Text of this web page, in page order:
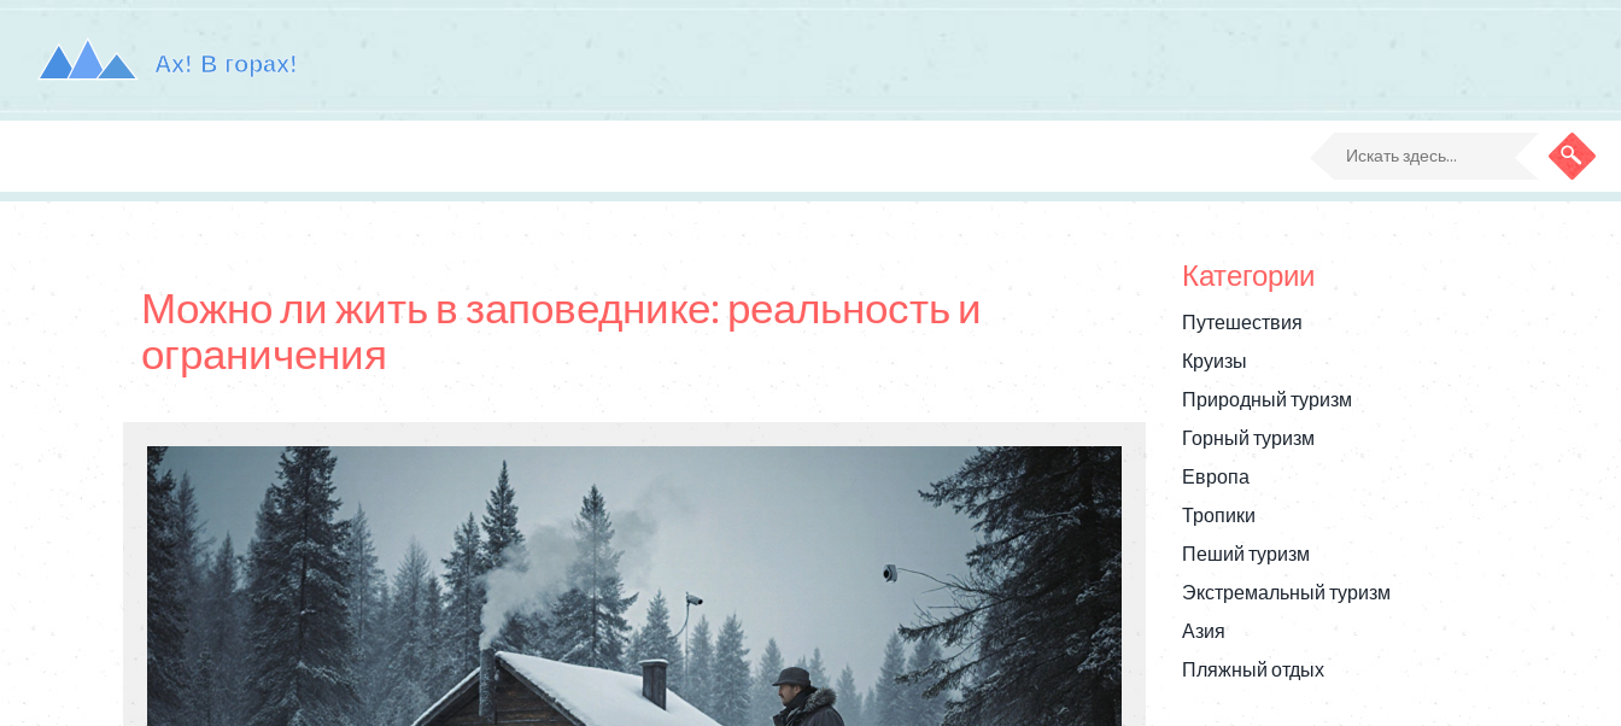
Можно ли жить в заповеднике: реальность и
ограничения
Категории
Путешествия
Круизы
Природный туризм
Горный туризм
Европа
Тропики
Пеший туризм
Экстремальный туризм
Азия
Пляжный отдых